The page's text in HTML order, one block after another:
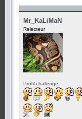
Mr_KaLiMaN
Relecteur
Profil challenge